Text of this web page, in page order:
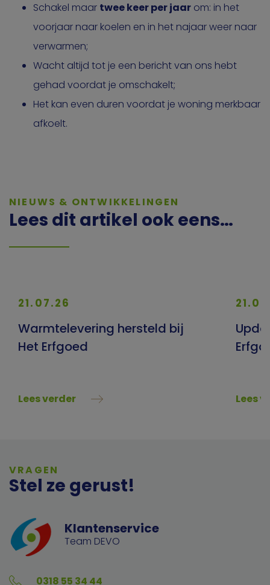
Schakel maar twee keer per jaar om: in het
voorjaar naar koelen en in het najaar weer naar
verwarmen;
Wacht altijd tot je een bericht van ons hebt
gehad voordat je omschakelt;
Het kan even duren voordat je woning merkbaar
afkoelt.
NIEUWS & ONTWIKKELINGEN
Lees dit artikel ook eens…
21.07.26
Warmtelevering hersteld bij
Het Erfgoed
Lees verder Lees
VRAGEN
Stel ze gerust!
Klantenservice
Team DEVO
0318 55 34 44